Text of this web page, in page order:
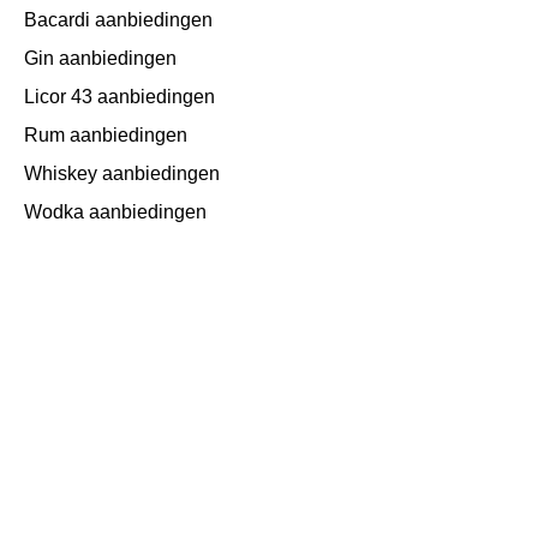
Bacardi aanbiedingen
Gin aanbiedingen
Licor 43 aanbiedingen
Rum aanbiedingen
Whiskey aanbiedingen
Wodka aanbiedingen